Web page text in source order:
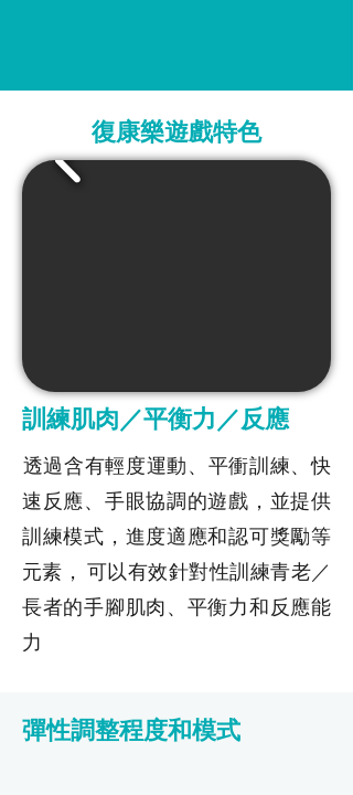
復康樂遊戲特色
訓練肌肉／平衡力／反應
​透過含有輕度運動、平衝訓練、快
速反應、手眼協調的遊戲，並提供
訓練模式，進度適應和認可獎勵等
元素， 可以有效針對性訓練青老／
長者的手腳肌肉、平衡力和反應能
力
彈性調整程度和模式